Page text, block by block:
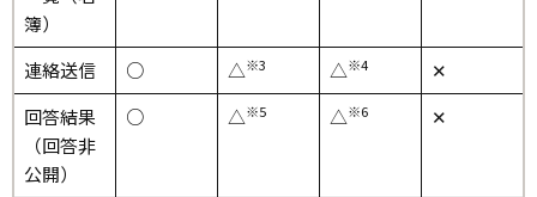
簿）
連絡送信 ○ △※3 △※4
✕
回答結果
（回答非
公開）
○ △※5 △※6 ✕